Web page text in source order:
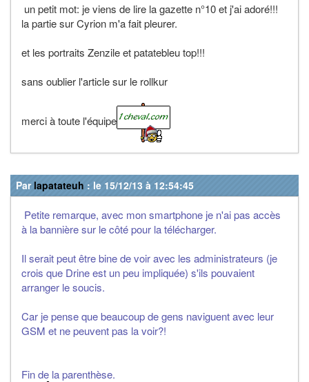
un petit mot: je viens de lire la gazette n°10 et j'ai adoré!!!
la partie sur Cyrion m'a fait pleurer.
et les portraits Zenzile et patatebleu top!!!
sans oublier l'article sur le rollkur
merci à toute l'équipe
Par lapatateuh : le 15/12/13 à 12:54:45
Petite remarque, avec mon smartphone je n'ai pas accès
à la bannière sur le côté pour la télécharger.
Il serait peut être bine de voir avec les administrateurs (je
crois que Drine est un peu impliquée) s'ils pouvaient
arranger le soucis.
Car je pense que beaucoup de gens naviguent avec leur
GSM et ne peuvent pas la voir?!
Fin de la parenthèse.